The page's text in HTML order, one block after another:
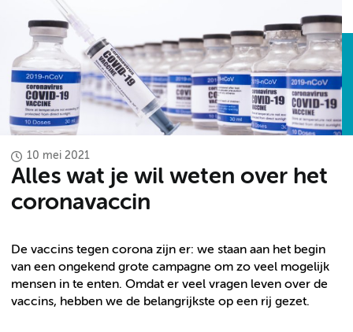
10 mei 2021
Alles wat je wil weten over het
coronavaccin
De vaccins tegen corona zijn er: we staan aan het begin
van een ongekend grote campagne om zo veel mogelijk
mensen in te enten. Omdat er veel vragen leven over de
vaccins, hebben we de belangrijkste op een rij gezet.